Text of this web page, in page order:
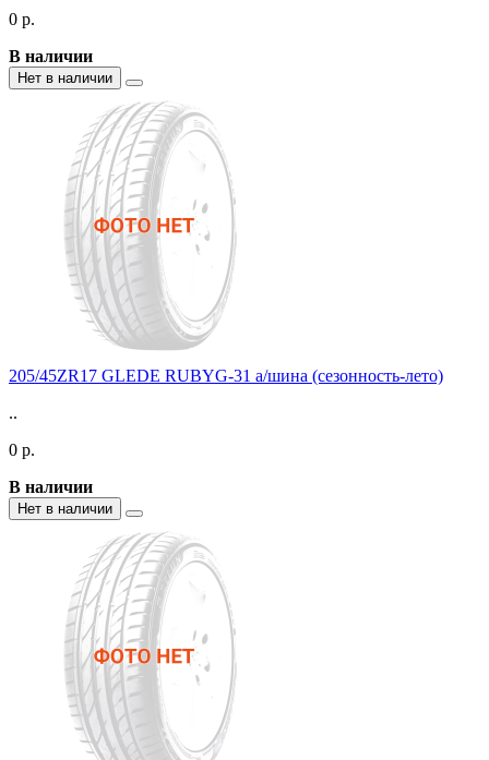
0 р.
В наличии
Нет в наличии
205/45ZR17 GLEDE RUBYG-31 а/шина (сезонность-лето)
..
0 р.
В наличии
Нет в наличии